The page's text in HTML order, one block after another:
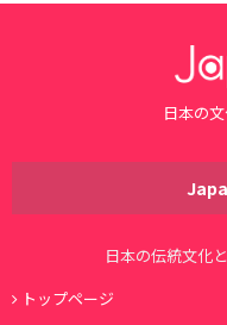
日本の
日本の伝統文化
トップページ